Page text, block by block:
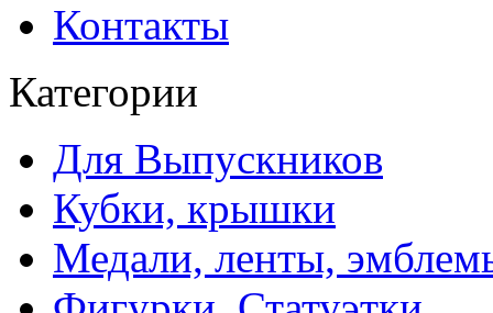
Контакты
Категории
Для Выпускников
Кубки, крышки
Медали, ленты,